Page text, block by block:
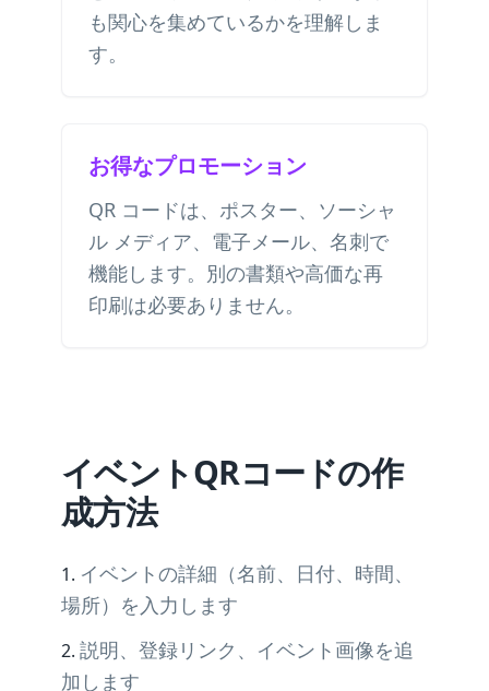
も関心を集めているかを理解しま
す。
お得なプロモーション
QR コードは、ポスター、ソーシャ
ル メディア、電子メール、名刺で
機能します。別の書類や高価な再
印刷は必要ありません。
イベントQRコードの作
成方法
イベントの詳細（名前、日付、時間、
場所）を入力します
説明、登録リンク、イベント画像を追
加します